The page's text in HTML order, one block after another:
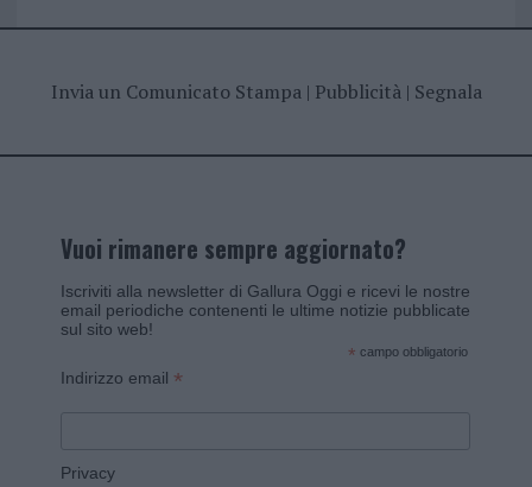
Invia un Comunicato Stampa| Pubblicità| Segnala
Vuoi rimanere sempre aggiornato?
Iscriviti alla newsletter di Gallura Oggi e ricevi le nostre
email periodiche contenenti le ultime notizie pubblicate
sul sito web!
* campo obbligatorio
Indirizzo email *
Privacy